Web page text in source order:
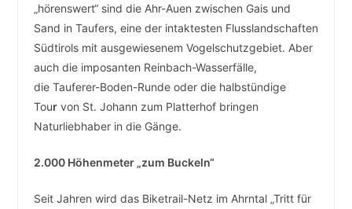
„hörenswert“ sind die Ahr-Auen zwischen Gais und
Sand in Taufers, eine der intaktesten Flusslandschaften
Südtirols mit ausgewiesenem Vogelschutzgebiet. Aber
auch die imposanten Reinbach-Wasserfälle,
die Tauferer-Boden-Runde oder die halbstündige
Tourvon St. Johann zum Platterhof bringen
Naturliebhaber in die Gänge.
2.000 Höhenmeter „zum Buckeln“
Seit Jahren wird das Biketrail-Netz im Ahrntal „Tritt für